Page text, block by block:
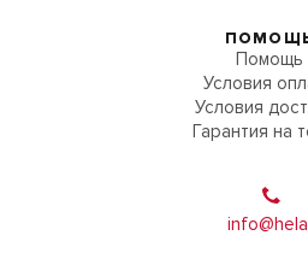
Помощь
Условия
Условия
Гарантия на